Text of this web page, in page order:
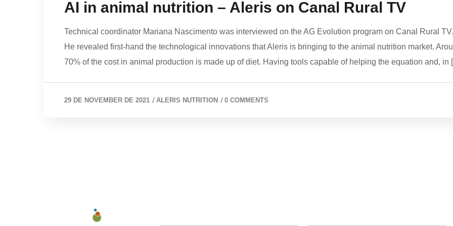
AI in animal nutrition – Aleris on Canal Rural TV
Technical coordinator Mariana Nascimento was interviewed on the AG Evolution program on Canal Rural TV.
He revealed first-hand the technological innovations that Aleris is bringing to the animal nutrition market.
70% of the cost in animal production is made up of diet. Having tools capable of helping the equation and, in
29 DE NOVEMBER DE 2021 / ALERIS NUTRITION / 0 COMMENTS